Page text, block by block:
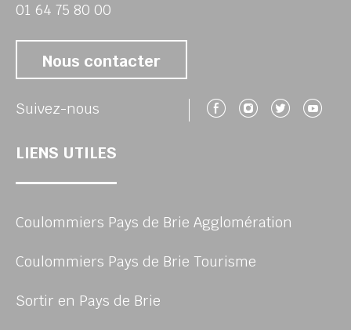
01 64 75 80 00
Nous contacter
Suivez-nous Suivez-nous
Suivez-
LIENS UTILES
Coulommiers Pays de Brie Agglomération
Coulommiers Pays de Brie Tourisme
Sortir en Pays de Brie